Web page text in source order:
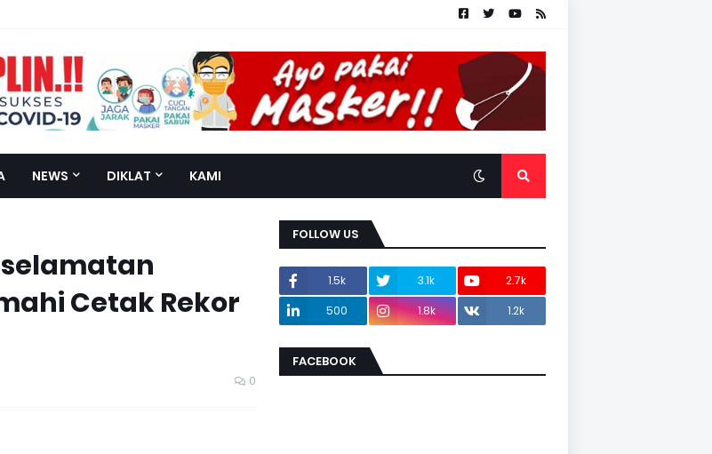
NEWS DIKLAT KAMI
Cetak Rekor
0
FOLLOW US
1.5k 3.1k
2.7k
500
1.8k 1.2k
FACEBOOK